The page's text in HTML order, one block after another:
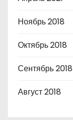
Ноябрь 2018
Октябрь 2018
Сентябрь 2018
Август 2018